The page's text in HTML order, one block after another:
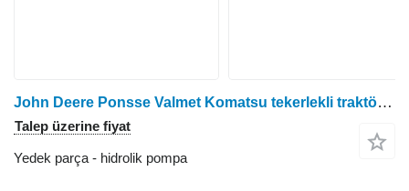
John Deere Ponsse Valmet Komatsu tekerlekli traktör için hidrolik pompa
Talep üzerine fiyat
Yedek parça - hidrolik pompa